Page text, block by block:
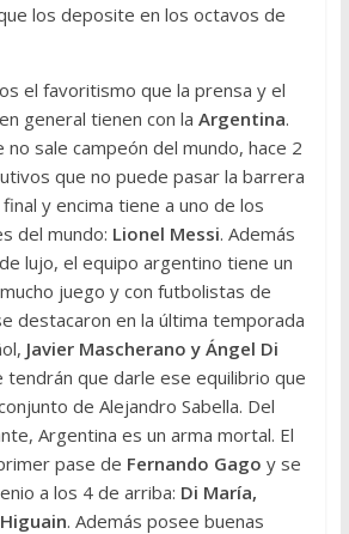
los deposite en los octavos de
el favoritismo que la prensa y el
general tienen con la Argentina.
no sale campeón del mundo, hace 2
que no puede pasar la barrera
y encima tiene a uno de los
del mundo: Lionel Messi. Además
lujo, el equipo argentino tiene un
juego y con futbolistas de
destacaron en la última temporada
Javier Mascherano y Ángel Di
tendrán que darle ese equilibrio que
de Alejandro Sabella. Del
Argentina es un arma mortal. El
pase de Fernando Gago y se
a los 4 de arriba: Di María,
. Además posee buenas